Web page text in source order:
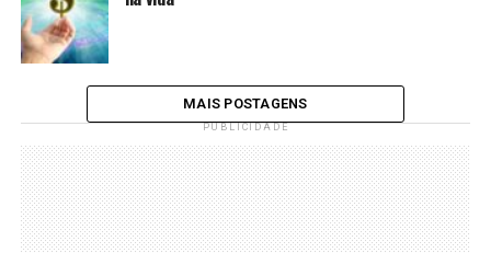
MAIS POSTAGENS
PUBLICIDADE